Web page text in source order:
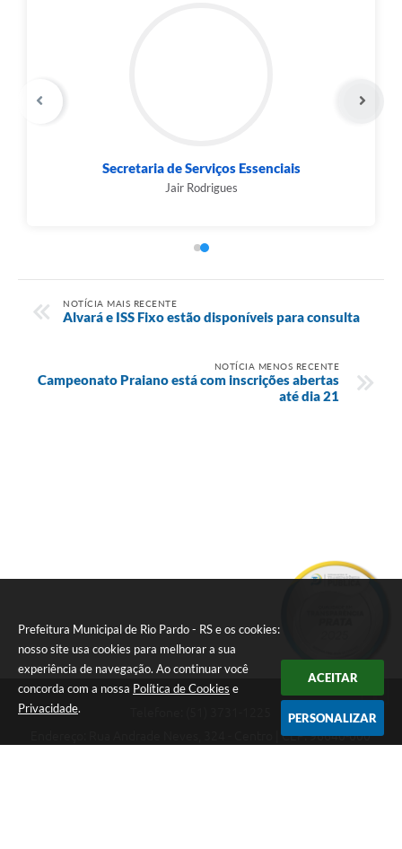
Prefeitura Municipal de Rio Pardo - RS e os cookies:
nosso site usa cookies para melhorar a sua
experiência de navegação. Ao continuar você
concorda com a nossa Política de Cookies e
Privacidade.
ACEITAR
PERSONALIZAR
Secretaria de Serviços Essenciais
Jair Rodrigues
NOTÍCIA MAIS RECENTE
Alvará e ISS Fixo estão disponíveis para consulta
NOTÍCIA MENOS RECENTE
Campeonato Praiano está com inscrições abertas
até dia 21
Endereço: Rua Andrade Neves, 324 - Centro | CEP: 96640-000